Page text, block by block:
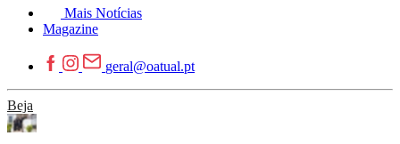
Mais Notícias
Magazine
geral@oatual.pt
Beja